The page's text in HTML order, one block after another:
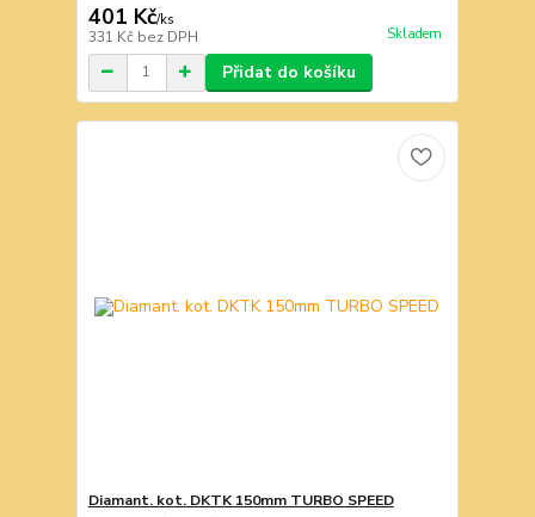
401 Kč/ks
331 Kč bez DPH Skladem
Přidat do košíku
Diamant. kot. DKTK 150mm TURBO SPEED